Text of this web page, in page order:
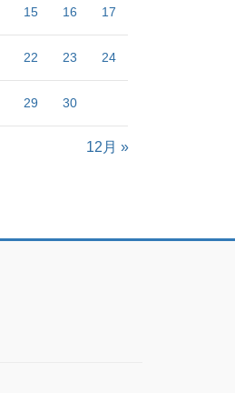
15 16 17
22 23 24
29 30
12月 »